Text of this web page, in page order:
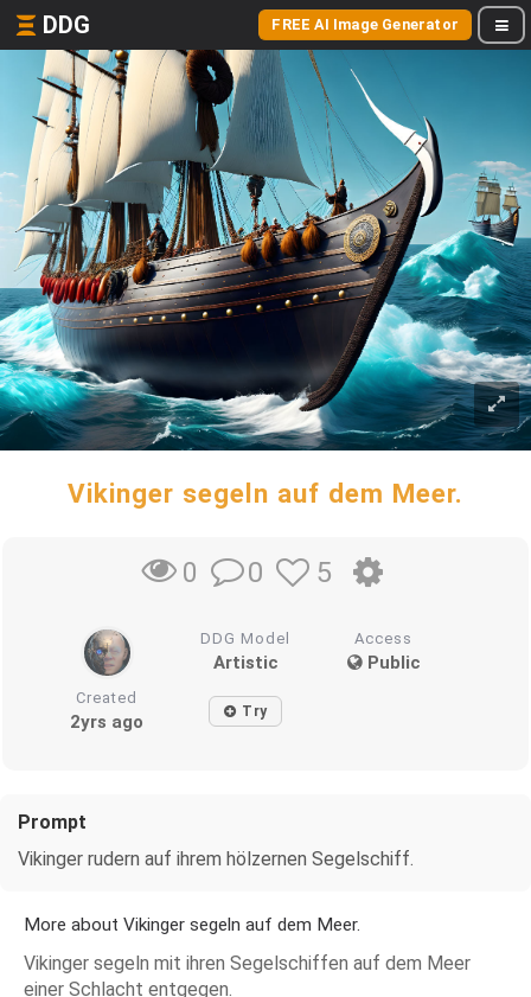
DDG FREE AI Image Generator
Vikinger segeln auf dem Meer.
0 0 5
DDG Model
Artistic
Access
Public
Created
2yrs ago Try
Prompt
Vikinger rudern auf ihrem hölzernen Segelschiff.
More about Vikinger segeln auf dem Meer.
Vikinger segeln mit ihren Segelschiffen auf dem Meer
einer Schlacht entgegen.